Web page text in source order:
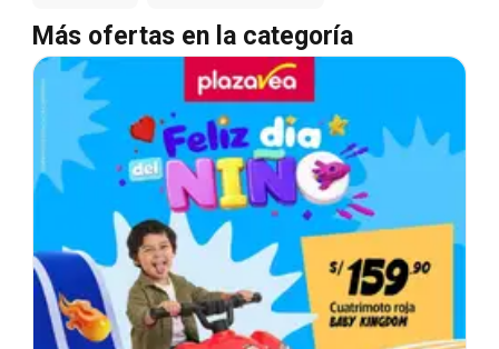
Más ofertas en la categoría